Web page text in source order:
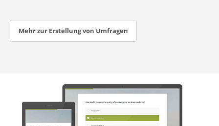
Mehr zur Erstellung von Umfragen